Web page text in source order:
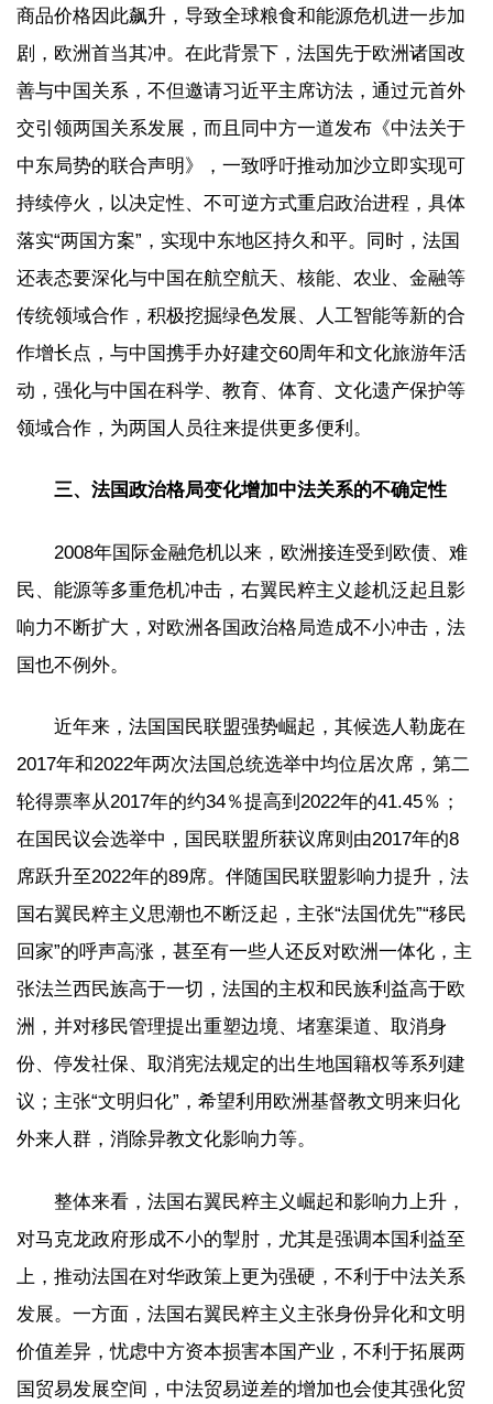
商品价格因此飙升，导致全球粮食和能源危机进一步加
剧，欧洲首当其冲。在此背景下，法国先于欧洲诸国改
善与中国关系，不但邀请习近平主席访法，通过元首外
交引领两国关系发展，而且同中方一道发布《中法关于
中东局势的联合声明》，一致呼吁推动加沙立即实现可
持续停火，以决定性、不可逆方式重启政治进程，具体
落实“两国方案”，实现中东地区持久和平。同时，法国
还表态要深化与中国在航空航天、核能、农业、金融等
传统领域合作，积极挖掘绿色发展、人工智能等新的合
作增长点，与中国携手办好建交60周年和文化旅游年活
动，强化与中国在科学、教育、体育、文化遗产保护等
领域合作，为两国人员往来提供更多便利。
三、法国政治格局变化增加中法关系的不确定性
2008年国际金融危机以来，欧洲接连受到欧债、难
民、能源等多重危机冲击，右翼民粹主义趁机泛起且影
响力不断扩大，对欧洲各国政治格局造成不小冲击，法
国也不例外。
近年来，法国国民联盟强势崛起，其候选人勒庞在
2017年和2022年两次法国总统选举中均位居次席，第二
轮得票率从2017年的约34％提高到2022年的41.45％；
在国民议会选举中，国民联盟所获议席则由2017年的8
席跃升至2022年的89席。伴随国民联盟影响力提升，法
国右翼民粹主义思潮也不断泛起，主张“法国优先”“移民
回家”的呼声高涨，甚至有一些人还反对欧洲一体化，主
张法兰西民族高于一切，法国的主权和民族利益高于欧
洲，并对移民管理提出重塑边境、堵塞渠道、取消身
份、停发社保、取消宪法规定的出生地国籍权等系列建
议；主张“文明归化”，希望利用欧洲基督教文明来归化
外来人群，消除异教文化影响力等。
整体来看，法国右翼民粹主义崛起和影响力上升，
对马克龙政府形成不小的掣肘，尤其是强调本国利益至
上，推动法国在对华政策上更为强硬，不利于中法关系
发展。一方面，法国右翼民粹主义主张身份异化和文明
价值差异，忧虑中方资本损害本国产业，不利于拓展两
国贸易发展空间，中法贸易逆差的增加也会使其强化贸